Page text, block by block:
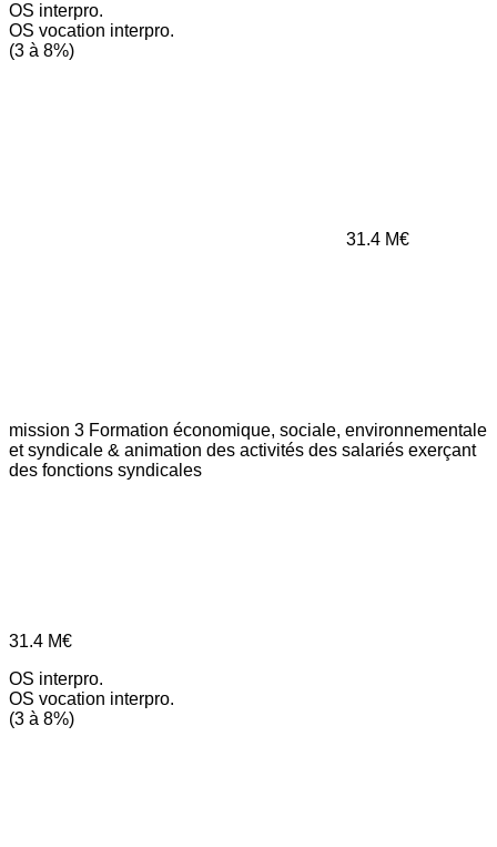
OS interpro.
OS vocation interpro.
(3 à 8%)
31.4 M€
mission 3 Formation économique, sociale, environnementale
et syndicale & animation des activités des salariés exerçant
des fonctions syndicales
31.4 M€
OS interpro.
OS vocation interpro.
(3 à 8%)